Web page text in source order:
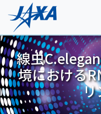
線虫
境における
リ